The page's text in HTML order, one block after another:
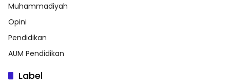
Muhammadiyah
Opini
Pendidikan
AUM Pendidikan
Label